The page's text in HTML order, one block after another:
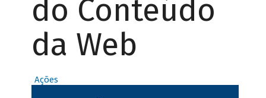
do Conteúdo
da Web
Ações